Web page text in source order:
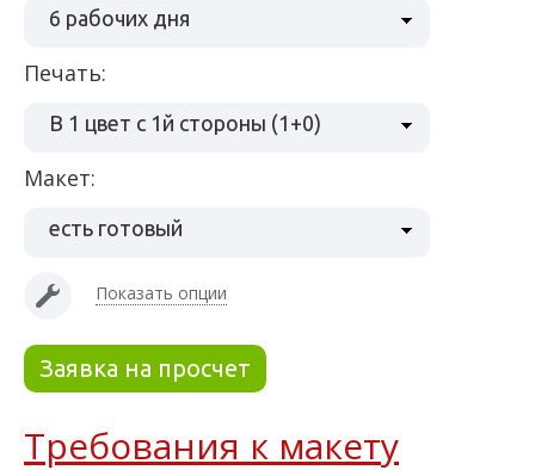
6 рабочих дня
Печать:
В 1 цвет с 1й стороны (1+0)
Макет:
есть готовый
Показать опции
Заявка на просчет
Требования к макету